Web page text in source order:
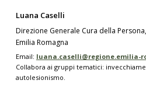
Luana Caselli
Direzione Generale Cura della
Emilia Romagna
Email: luana.caselli@regione.emilia-
Collabora ai gruppi tematici:
autolesionismo.